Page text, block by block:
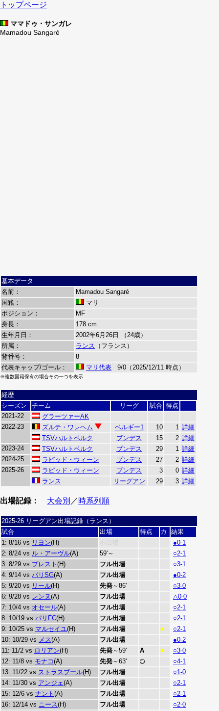
トップページ
ママドゥ・サンガレ
Mamadou Sangaré
基本データ
名前：
Mamadou Sangaré
国籍：
マリ
ポジション：
MF
身長：
178 cm
生年月日：
2002年6月26日 （24歳）
所属：
ランス （フランス）
背番号：
8
代表キャップ/ゴール：
マリ代表 9/0（2025/12/11 時点）
※複数国籍保有の場合その一つを表示
経歴
シーズン
チーム リーグ 試合 得点
2021-22
グラーツァーAK
2022-23
ズルテ・ワレヘム ベルギー1 10 1 詳細
TSVハルトベルク
ブンデス 15 2 詳細
2023-24
TSVハルトベルク ブンデス 29 1 詳細
2024-25
ラピッド・ウィーン ブンデス 27 2 詳細
2025-26
ラピッド・ウィーン ブンデス 3 0 詳細
ランス
リーグアン 29 3 詳細
出場記録： 大会別 ／時系列順
2025-26 リーグアン出場記録（ランス）
試合
出場 得点 カ
結果
1: 8/16 vs リヨン(H) 不出場
●0-1
2: 8/24 vs ル・アーヴル(A) 59'～
○2-1
3: 8/29 vs ブレスト (H) フル出場
○3-1
4: 9/14 vs パリSG(A) フル出場
●0-2
5: 9/20 vs リール(H) 先発～86'
○3-0
6: 9/28 vs レンヌ(A) フル出場
△0-0
7: 10/4 vs オセール(A) フル出場
○2-1
8: 10/19 vs パリFC(H) フル出場
○2-1
9: 10/25 vs マルセイユ(H) フル出場 ■
○2-1
10: 10/29 vs メス(A) フル出場
●0-2
11: 11/2 vs ロリアン(H) 先発～59' A ■
○3-0
12: 11/8 vs モナコ(A) 先発～63'
○4-1
13: 11/22 vs ストラスブール(H) フル出場
○1-0
14: 11/30 vs アンジェ(A) フル出場
○2-1
15: 12/6 vs ナント (A) フル出場
○2-1
16: 12/14 vs ニース(H) フル出場
○2-0